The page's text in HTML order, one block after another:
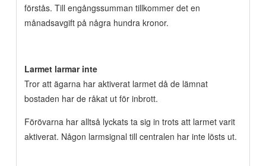
förstås. Till engångssumman tillkommer det en
månadsavgift på några hundra kronor.
Larmet larmar inte
Tror att ägarna har aktiverat larmet då de lämnat
bostaden har de råkat ut för inbrott.
Förövarna har alltså lyckats ta sig in trots att larmet varit
aktiverat. Någon larmsignal till centralen har inte lösts ut.